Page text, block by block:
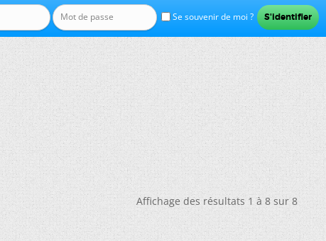
Se souvenir de moi ?
Affichage des résultats 1 à 8 sur 8